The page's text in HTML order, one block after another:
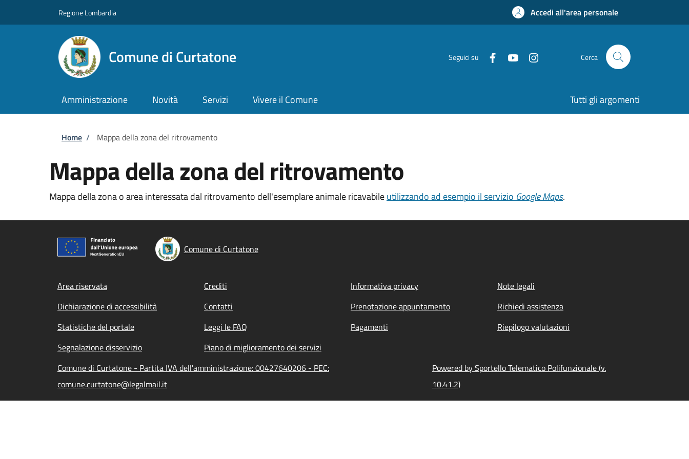
Regione Lombardia Accedi all'area personale
Comune di Curtatone Seguici su Cerca
Amministrazione Novità Servizi Vivere il Comune Tutti gli argomenti
Briciole di pane
Home / Mappa della zona del ritrovamento
Mappa della zona del ritrovamento
Mappa della zona o area interessata dal ritrovamento dell'esemplare animale ricavabileutilizzando ad esempio il servizio Google Maps.
Comune di Curtatone
Footer menu
Area riservata Crediti Informativa privacy
Note legali
Dichiarazione di accessibilità
Contatti Prenotazione appuntamento
Richiedi assistenza
Statistiche del portale
Leggi le FAQ Pagamenti
Riepilogo valutazioni
Segnalazione disservizio
Piano di miglioramento dei servizi
Comune di Curtatone - Partita IVA dell'amministrazione: 00427640206 - PEC:
comune.curtatone@legalmail.it
Powered by Sportello Telematico Polifunzionale (v.
10.41.2)